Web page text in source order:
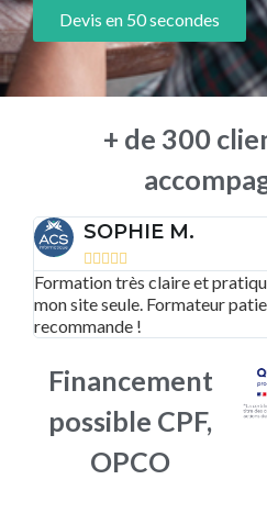
Devis en 50 secondes
+ de 300
SOPHIE M.

Formation très claire et
mon site seule. Formateur
recommande !
Financement
possible CPF,
OPCO